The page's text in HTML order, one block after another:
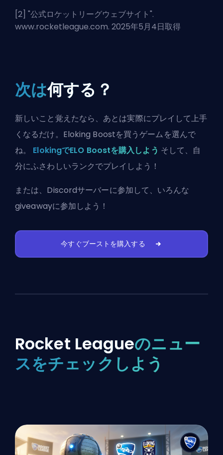
[2] "公式ロケットリーグウェブサイト".
www.rocketleague.com. 2025年5月4日取得
次は何する？
新しいこと覚えたなら、あとは実際にプレイして上手
くなるだけ。Eloking Boostを買うゲームを選んで
ね。 ElokingでELO Boostを購入しよう そして、自
分にふさわしいランクでプレイしよう！
または、 Discordサーバーに参加して、いろんな
giveawayに参加しよう！
今すぐブーストを購入する
Rocket Leagueのニュー
スをチェックしよう